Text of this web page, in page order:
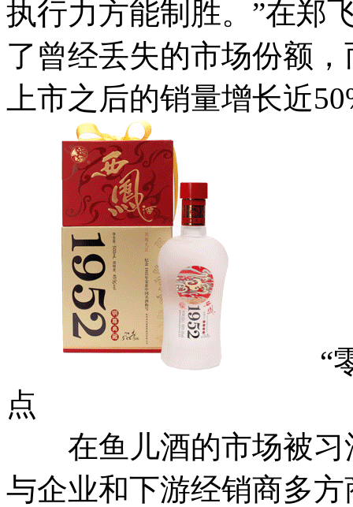
执行力方能制胜。”在郑
了曾经丢失的市场份额
上市之后的销量增长近
“零
点
在鱼儿酒的市场被习
与企业和下游经销商多